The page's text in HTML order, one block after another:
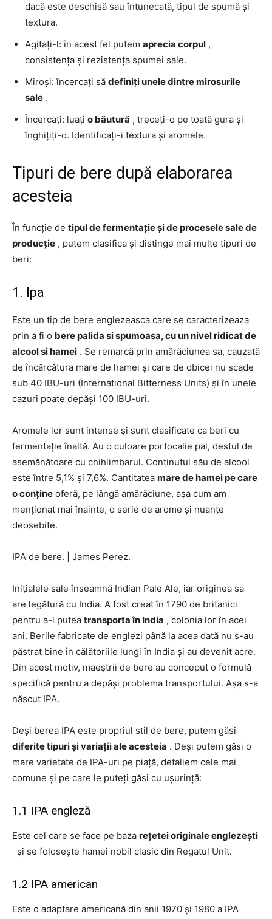
dacă este deschisă sau întunecată, tipul de spumă și
textura.
Agitați-l: în acest fel putem aprecia corpul ,
consistența și rezistența spumei sale.
Miroși: încercați să definiți unele dintre mirosurile
sale .
Încercați: luați o băutură , treceți-o pe toată gura și
înghițiți-o. Identificați-i textura și aromele.
Tipuri de bere după elaborarea
acesteia
În funcție de tipul de fermentație și de procesele sale de
producție , putem clasifica și distinge mai multe tipuri de
beri:
1. Ipa
Este un tip de bere englezeasca care se caracterizeaza
prin a fi o bere palida si spumoasa, cu un nivel ridicat de
alcool si hamei . Se remarcă prin amărăciunea sa, cauzată
de încărcătura mare de hamei și care de obicei nu scade
sub 40 IBU-uri (International Bitterness Units) și în unele
cazuri poate depăși 100 IBU-uri.
Aromele lor sunt intense și sunt clasificate ca beri cu
fermentație înaltă. Au o culoare portocalie pal, destul de
asemănătoare cu chihlimbarul. Conținutul său de alcool
este între 5,1% și 7,6%. Cantitatea mare de hamei pe care
o conține oferă, pe lângă amărăciune, așa cum am
menționat mai înainte, o serie de arome și nuanțe
deosebite.
IPA de bere. James Perez.
Inițialele sale înseamnă Indian Pale Ale, iar originea sa
are legătură cu India. A fost creat în 1790 de britanici
pentru a-l putea transporta în India , colonia lor în acei
ani. Berile fabricate de englezi până la acea dată nu s-au
păstrat bine în călătoriile lungi în India și au devenit acre.
Din acest motiv, maeștrii de bere au conceput o formulă
specifică pentru a depăși problema transportului. Așa s-a
născut IPA.
Deși berea IPA este propriul stil de bere, putem găsi
diferite tipuri și variații ale acesteia . Deși putem găsi o
mare varietate de IPA-uri pe piață, detaliem cele mai
comune și pe care le puteți găsi cu ușurință:
1.1 IPA engleză
Este cel care se face pe baza rețetei originale englezești
și se folosește hamei nobil clasic din Regatul Unit.
1.2 IPA american
Este o adaptare americană din anii 1970 și 1980 a IPA